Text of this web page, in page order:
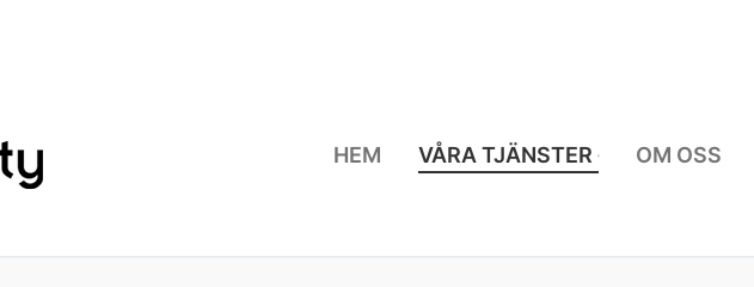
HEM VÅRA TJÄNSTER OM OSS